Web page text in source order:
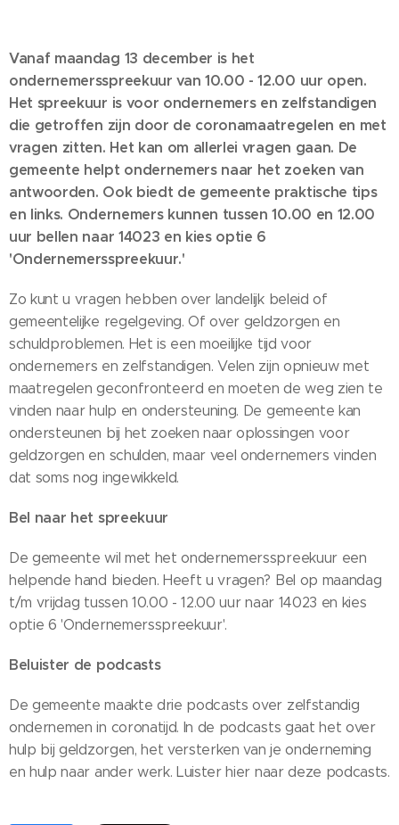
Vanaf maandag 13 december is het
ondernemersspreekuur van 10.00 - 12.00 uur open.
Het spreekuur is voor ondernemers en zelfstandigen
die getroffen zijn door de coronamaatregelen en met
vragen zitten. Het kan om allerlei vragen gaan. De
gemeente helpt ondernemers naar het zoeken van
antwoorden. Ook biedt de gemeente praktische tips
en links. Ondernemers kunnen tussen 10.00 en 12.00
uur bellen naar 14023 en kies optie 6
'Ondernemersspreekuur.'
Zo kunt u vragen hebben over landelijk beleid of
gemeentelijke regelgeving. Of over geldzorgen en
schuldproblemen. Het is een moeilijke tijd voor
ondernemers en zelfstandigen. Velen zijn opnieuw met
maatregelen geconfronteerd en moeten de weg zien te
vinden naar hulp en ondersteuning. De gemeente kan
ondersteunen bij het zoeken naar oplossingen voor
geldzorgen en schulden, maar veel ondernemers vinden
dat soms nog ingewikkeld.
Bel naar het spreekuur
De gemeente wil met het ondernemersspreekuur een
helpende hand bieden. Heeft u vragen? Bel op maandag
t/m vrijdag tussen 10.00 - 12.00 uur naar 14023 en kies
optie 6 'Ondernemersspreekuur'.
Beluister de podcasts
De gemeente maakte drie podcasts over zelfstandig
ondernemen in coronatijd. In de podcasts gaat het over
hulp bij geldzorgen, het versterken van je onderneming
en hulp naar ander werk. Luister hier naar deze podcasts.